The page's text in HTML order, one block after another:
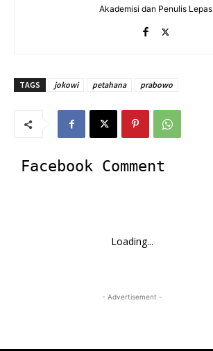
Akademisi dan Penulis Lepas
TAGS jokowi petahana prabowo
Facebook Comment
Loading...
- Advertisement -